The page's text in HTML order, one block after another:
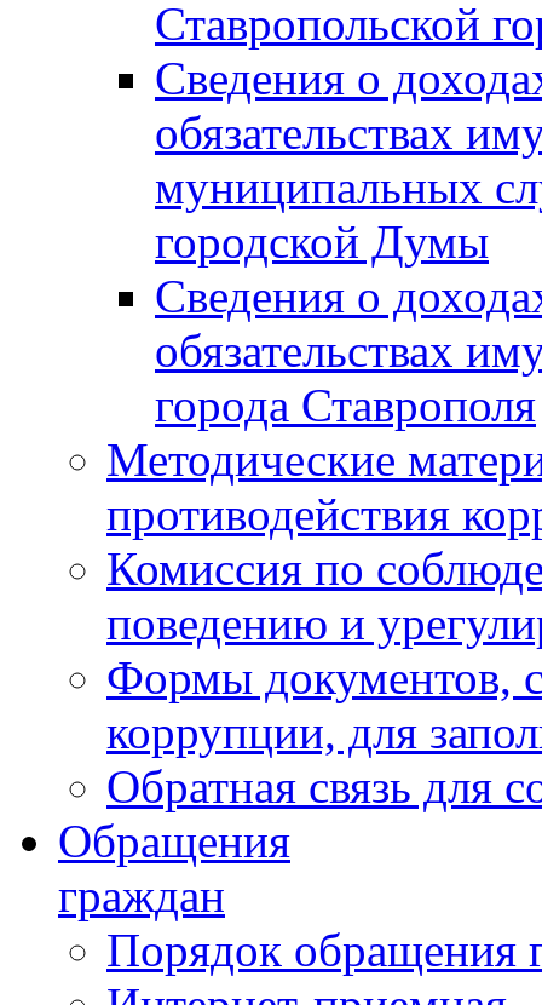
Ставропольской
Сведения о
обязательствах
муниципальных
городской Думы
Сведения о
обязательствах
города Ставрополя
Методические
противодействия
Комиссия по
поведению и
Формы документов,
коррупции, для
Обратная связь для
Обращения
граждан
Порядок обращения